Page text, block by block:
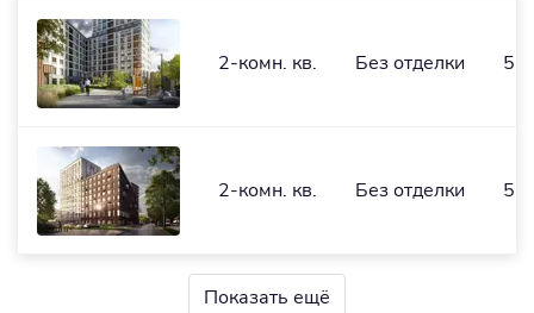
2-комн. кв. Без отделки
2-комн. кв. Без отделки
Показать ещё